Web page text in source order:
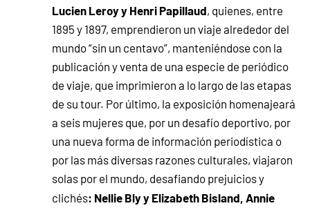
Lucien Leroy y Henri Papillaud, quienes, entre
1895 y 1897, emprendieron un viaje alrededor del
mundo “sin un centavo”, manteniéndose con la
publicación y venta de una especie de periódico
de viaje, que imprimieron a lo largo de las etapas
de su tour. Por último, la exposición homenajeará
a seis mujeres que, por un desafío deportivo, por
una nueva forma de información periodística o
por las más diversas razones culturales, viajaron
solas por el mundo, desafiando prejuicios y
clichés: Nellie Bly y Elizabeth Bisland, Annie